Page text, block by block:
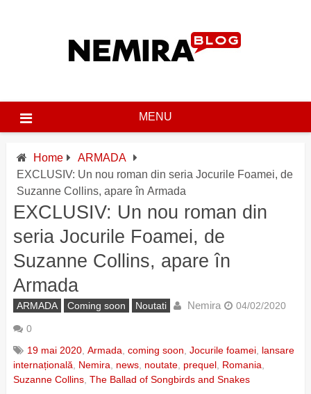
MENU
Home
ARMADA
EXCLUSIV: Un nou roman din seria Jocurile Foamei, de
Suzanne Collins, apare în Armada
EXCLUSIV: Un nou roman din
seria Jocurile Foamei, de
Suzanne Collins, apare în
Armada
ARMADA Coming soon Noutati Nemira 04/02/2020
0
19 mai 2020, Armada coming soon Jocurile foamei, lansare
internațională
Nemira news, noutate, prequel, Romania
Suzanne Collins, The Ballad of Songbirds and Snakes